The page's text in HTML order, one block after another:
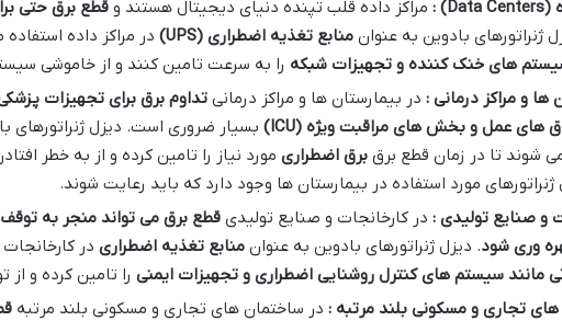
(Data Centers)
: مراکز داده قلب تپنده دنیای دیجیتال هستند وقطع برق حتی
ژنراتورهای بادوین به عنوانمنابع تغذیه اضطراری (UPS) در مراکز داده
های خنک کننده و تجهیزات شبکه را به سرعت تامین کنند و از خاموشی
ها و مراکز درمانی : در بیمارستان ها و مراکز درمانیتداوم برق برای تجهیزات
های عمل و بخش های مراقبت ویژه (ICU) بسیار ضروری است. دیزل ژنراتورهای
شوند تا در زمان قطع برقبرق اضطراری مورد نیاز را تامین کرده و از به خطر
ژنراتورهای مورد استفاده در بیمارستان ها وجود دارد که باید رعایت شوند.
و صنایع تولیدی : در کارخانجات و صنایع تولیدیقطع برق می تواند منجر به
وری شود. دیزل ژنراتورهای بادوین به عنوانمنابع تغذیه اضطراری در
مانند سیستم های کنترل روشنایی اضطراری و تجهیزات ایمنی را تامین کرده و
تجاری و مسکونی بلند مرتبه : در ساختمان های تجاری و مسکونی بلند مرتبه